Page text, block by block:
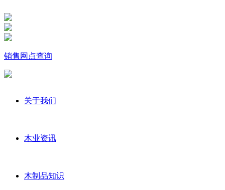
销售网点查询
关于我们
木业资讯
木制品知识